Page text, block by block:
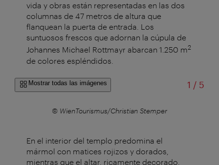
vida y obras están representadas en las dos
columnas de 47 metros de altura que
flanquean la puerta de entrada. Los
suntuosos frescos que adornan la cúpula de
Johannes Michael Rottmayr abarcan 1.250 m2
de colores espléndidos.
Mostrar todas las imágenes 1 /de
5
© WienTourismus/Christian Stemper
En el interior del templo predomina el
mármol con matices rojizos y dorados,
mientras que el altar, ricamente decorado,